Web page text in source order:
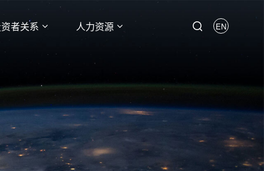
者关系 人力资源 EN